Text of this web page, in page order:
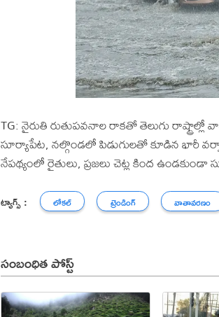
TG: నైరుతి రుతుపవనాల రాకతో తెలుగు
సూర్యాపేట, నల్గొండలో పిడుగులతో కూడిన భారీ
నేపథ్యంలో రైతులు, ప్రజలు చెట్ల కింద ఉండకుండా
ట్యాగ్స్ : లోకల్ ట్రెండింగ్ వాతావరణం
సంబంధిత పోస్ట్